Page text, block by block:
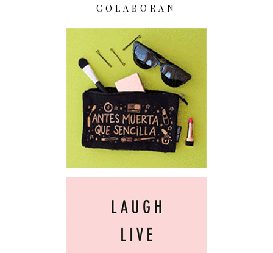
COLABORAN